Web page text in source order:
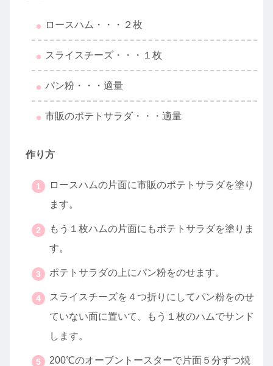
ロースハム・・・２枚
スライスチーズ・・・１枚
パン粉・・・適量
市販のポテトサラダ・・・適量
作り方
ロースハムの片面に市販のポテトサラダを塗り
ます。
もう１枚ハムの片面にもポテトサラダを塗りま
す。
ポテトサラダの上にパン粉をのせます。
スライスチーズを４つ折りにしてパン粉をのせ
ていない面に置いて、もう１枚のハムでサンド
します。
200℃のオーブントースターで片面５分ずつ焼